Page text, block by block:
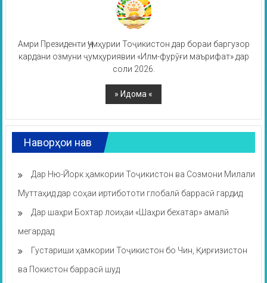
Амри Президенти Ҷумҳурии Тоҷикистон дар бораи баргузор
кардани озмуни ҷумҳуриявии «Илм-фурӯғи маърифат» дар
соли 2026.
Наворҳои нав
Дар Ню-Йорк ҳамкории Тоҷикистон ва Созмони Милали
Муттаҳид дар соҳаи иртибототи глобалӣ баррасӣ гардид
Дар шаҳри Бохтар лоиҳаи «Шаҳри бехатар» амалӣ
мегардад
Густариши ҳамкории Тоҷикистон бо Чин, Қирғизистон
ва Покистон баррасӣ шуд